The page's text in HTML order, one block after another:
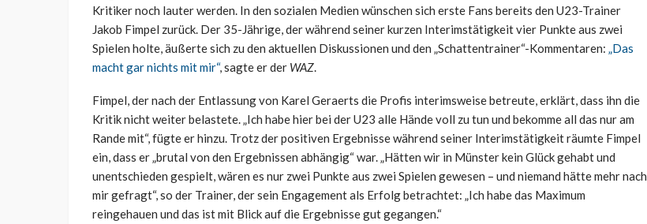
Kritiker noch lauter werden. In den sozialen Medien wünschen sich erste Fans bereits den U23-Trainer
Jakob Fimpel zurück. Der 35-Jährige, der während seiner kurzen Interimstätigkeit vier Punkte aus zwei
Spielen holte, äußerte sich zu den aktuellen Diskussionen und den „Schattentrainer“-Kommentaren: „Das
macht gar nichts mit mir“, sagte er der WAZ.
Fimpel, der nach der Entlassung von Karel Geraerts die Profis interimsweise betreute, erklärt, dass ihn die
Kritik nicht weiter belastete. „Ich habe hier bei der U23 alle Hände voll zu tun und bekomme all das nur am
Rande mit“, fügte er hinzu. Trotz der positiven Ergebnisse während seiner Interimstätigkeit räumte Fimpel
ein, dass er „brutal von den Ergebnissen abhängig“ war. „Hätten wir in Münster kein Glück gehabt und
unentschieden gespielt, wären es nur zwei Punkte aus zwei Spielen gewesen – und niemand hätte mehr nach
mir gefragt“, so der Trainer, der sein Engagement als Erfolg betrachtet: „Ich habe das Maximum
reingehauen und das ist mit Blick auf die Ergebnisse gut gegangen.“